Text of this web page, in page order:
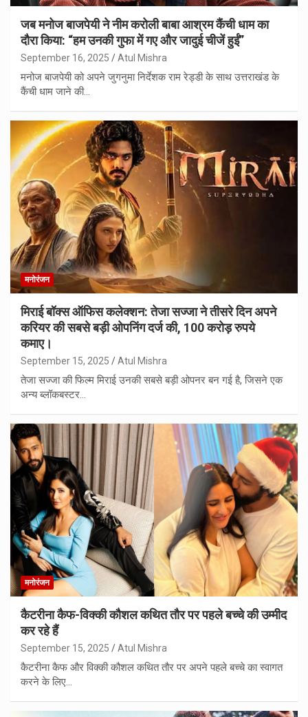
जब मनोज बाजपेयी ने नीम करोली बाबा आश्रम कैंची धाम का
दौरा किया: “हम उनकी गुफा में गए और जादुई चीजें हुईं”
September 16, 2025 Atul Mishra
मनोज बाजपेयी को अपने जुगनुमा निर्देशक राम रेड्डी के साथ उत्तराखंड के
कैंची धाम जाने की…
मनोरंजन
मिराई बॉक्स ऑफिस कलेक्शन: तेजा सज्जा ने तीसरे दिन अपने
करियर की सबसे बड़ी ओपनिंग दर्ज की, 100 करोड़ रुपये
कमाए।
September 15, 2025 Atul Mishra
तेजा सज्जा की फिल्म मिराई उनकी सबसे बड़ी ओपनर बन गई है, जिसने एक
अन्य ब्लॉकबस्टर…
मनोरंजन
कैटरीना कैफ-विक्की कौशल कथित तौर पर पहले बच्चे की उम्मीद
कर रहे हैं
September 15, 2025 Atul Mishra
कैटरीना कैफ और विक्की कौशल कथित तौर पर अपने पहले बच्चे का स्वागत
करने के लिए…